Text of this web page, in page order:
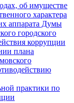
об имуществе
характера
аппарата Думы
городского
коррупции
плана
практики по